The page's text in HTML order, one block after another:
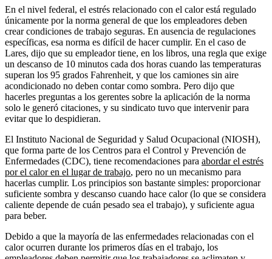
En el nivel federal, el estrés relacionado con el calor está regulado
únicamente por la norma general de que los empleadores deben
crear condiciones de trabajo seguras. En ausencia de regulaciones
específicas, esa norma es difícil de hacer cumplir. En el caso de
Lares, dijo que su empleador tiene, en los libros, una regla que exige
un descanso de 10 minutos cada dos horas cuando las temperaturas
superan los 95 grados Fahrenheit, y que los camiones sin aire
acondicionado no deben contar como sombra. Pero dijo que
hacerles preguntas a los gerentes sobre la aplicación de la norma
solo le generó citaciones, y su sindicato tuvo que intervenir para
evitar que lo despidieran.
El Instituto Nacional de Seguridad y Salud Ocupacional (NIOSH),
que forma parte de los Centros para el Control y Prevención de
Enfermedades (CDC), tiene recomendaciones para abordar el estrés
por el calor en el lugar de trabajo, pero no un mecanismo para
hacerlas cumplir. Los principios son bastante simples: proporcionar
suficiente sombra y descanso cuando hace calor (lo que se considera
caliente depende de cuán pesado sea el trabajo), y suficiente agua
para beber.
Debido a que la mayoría de las enfermedades relacionadas con el
calor ocurren durante los primeros días en el trabajo, los